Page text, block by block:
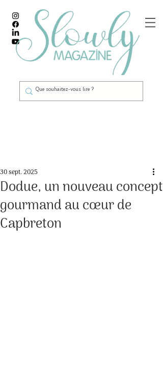
Dodue, un nouveau concept
gourmand au cœur de
Capbreton
30 sept. 2025